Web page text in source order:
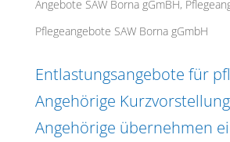
Angebote SAW Borna gGmBH,
Pflegeangebote SAW Borna gGmbH
Entlastungsangebote für
Angehörige
Angehörige übernehmen